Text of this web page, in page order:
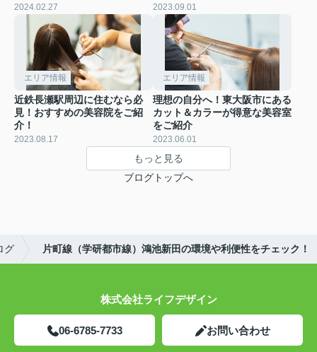
2024.02.27 2023.09.01
エリア情報
近鉄長瀬駅周辺に住むなら必
見！おすすめの美容院をご紹
介！
2023.08.17
エリア情報
理想の自分へ！東大阪市にある
カット＆カラーが得意な美容室
をご紹介
2023.06.01
もっと見る
ブログトップへ
グ 片町線（学研都市線）鴻池新田の環境や利便性をチェック！
株式会社ライフデザイン
06-6785-7733 お問い合わせ